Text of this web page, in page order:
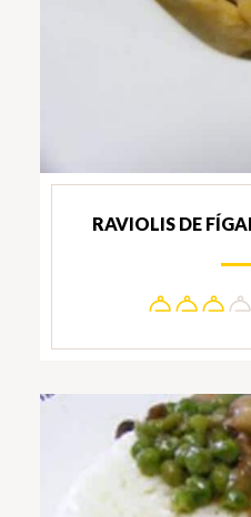
RAVIOLIS DE